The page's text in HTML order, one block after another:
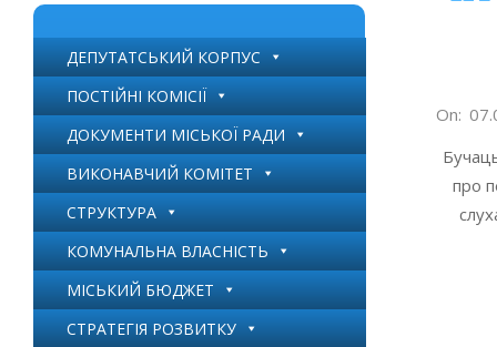
2026-
07
On:
про
ДЕПУТАТСЬКИЙ КОРПУС
ПОСТІЙНІ КОМІСІЇ
ДОКУМЕНТИ МІСЬКОЇ РАДИ
ВИКОНАВЧИЙ КОМІТЕТ
СТРУКТУРА
КОМУНАЛЬНА ВЛАСНІСТЬ
МІСЬКИЙ БЮДЖЕТ
СТРАТЕГІЯ РОЗВИТКУ